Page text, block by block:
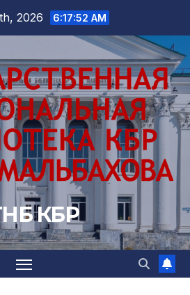
2026 6:17:53 AM
КБР